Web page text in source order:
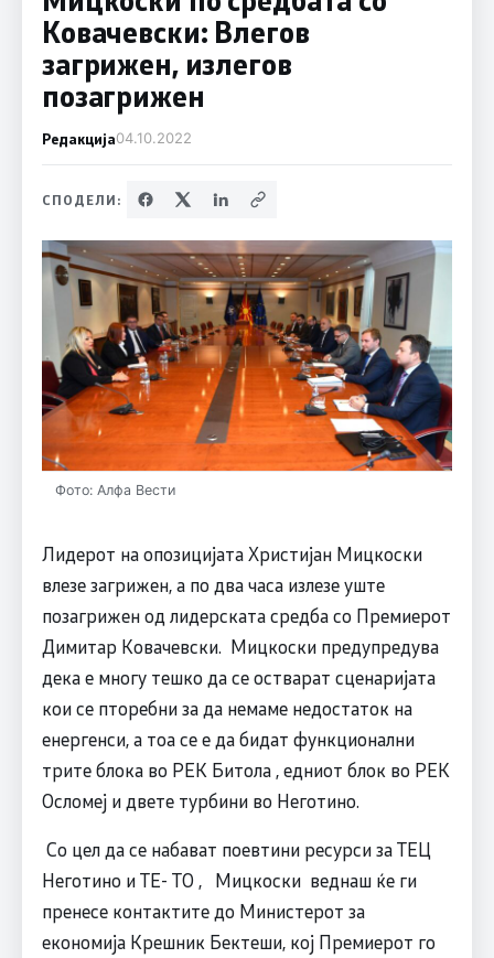
Kовачевски: Bлегов
загрижен, излегов
позагрижен
Редакција04.10.2022
СПОДЕЛИ:
Фото: Алфа Вести
Лидерот на опозицијата Христијан Мицкоски
влезе загрижен, а по два часа излезе уште
позагрижен од лидерската средба со Премиерот
Димитар Ковачевски. Мицкоски предупредува
дека е многу тешко да се остварат сценаријата
кои се пторебни за да немаме недостаток на
енергенси, а тоа се е да бидат функционални
трите блока во РЕК Битола , едниот блок во РЕК
Осломеј и двете турбини во Неготино.
Со цел да се набават поевтини ресурси за ТЕЦ
Неготино и ТЕ- ТО , Мицкоски веднаш ќе ги
пренесе контактите до Министерот за
економија Крешник Бектеши, кој Премиерот го